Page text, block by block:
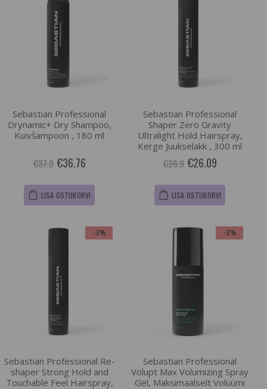
Sebastian Professional
Drynamic+ Dry Shampoo,
Kuivšampoon , 180 ml
€37.9 €36.76
LISA OSTUKORVI
Sebastian Professional
Shaper Zero Gravity
Ultralight Hold Hairspray,
Kerge Juukselakk , 300 ml
€26.9 €26.09
LISA OSTUKORVI
-3%
Sebastian Professional Re-
shaper Strong Hold and
Touchable Feel Hairspray,
-3%
Sebastian Professional
Volupt Max Volumizing Spray
Gel, Maksimaalselt Volüümi